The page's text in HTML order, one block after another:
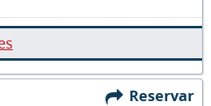
Reservar